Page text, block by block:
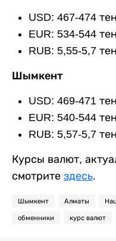
USD: 467-474
EUR: 534-544
RUB: 5,55-5,7
Шымкент
USD: 469-471
EUR: 540-544
RUB: 5,57-5,7
Курсы валют,
смотрите здесь.
Шымкент Алматы
обменники курс валют